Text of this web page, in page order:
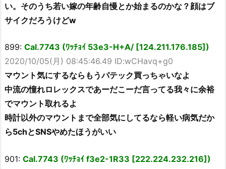
い。そのうち若い嫁の年齢自慢とか始まるのかな？顔はブ
サイクだろうけどw
899: Cal.7743 (ﾜｯﾁｮｲ 53e3-H+A/ [124.211.176.185])
2020/10/05(月) 08:45:46.49 ID:wCHavq+g0
マウント気にするならもうパテック買っちゃいなよ
中流の憧れロレックスであーだこーだ言ってる我々に余裕
でマウント取れるよ
時計以外のマウントまで全部気にしてるなら軽い病気だか
ら5chとSNSやめたほうがいい
901: Cal.7743 (ﾜｯﾁｮｲ f3e2-1R33 [222.224.232.216])